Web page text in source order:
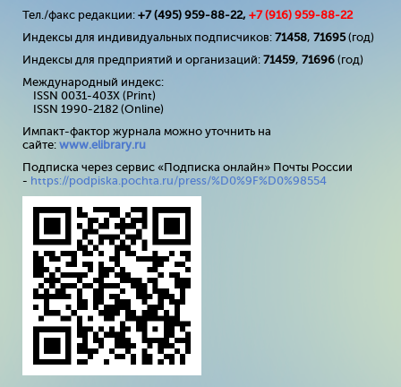
Тел./факс редакции: +7 (495) 959-88-22, +7 (916) 959-88-22
Индексы для индивидуальных подписчиков: 71458, 71695(год)
Индексы для предприятий и организаций: 71459, 71696 (год)
Международный индекс:
ISSN 0031-403X (Print)
ISSN 1990-2182 (Online)
Импакт-фактор журнала можно уточнить на
сайте: www.elibrary.ru
Подписка через сервис «Подписка онлайн» Почты России
- https://podpiska.pochta.ru/press/%D0%9F%D0%98554